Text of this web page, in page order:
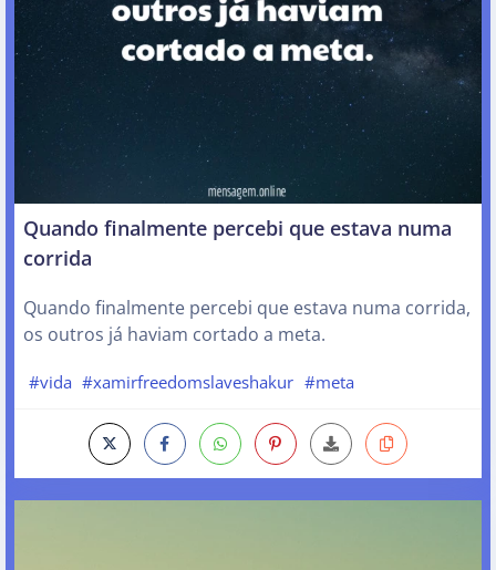
Quando finalmente percebi que estava numa
corrida
Quando finalmente percebi que estava numa corrida,
os outros já haviam cortado a meta.
#vida #xamirfreedomslaveshakur #meta